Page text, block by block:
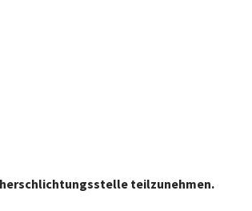
teilzunehmen.